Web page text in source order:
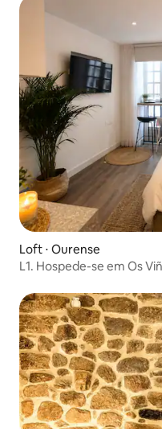
Loft ⋅ Ourense
L1. Hospede-se em Os